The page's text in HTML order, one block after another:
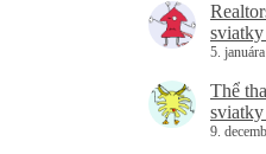
5.
Thể
9.